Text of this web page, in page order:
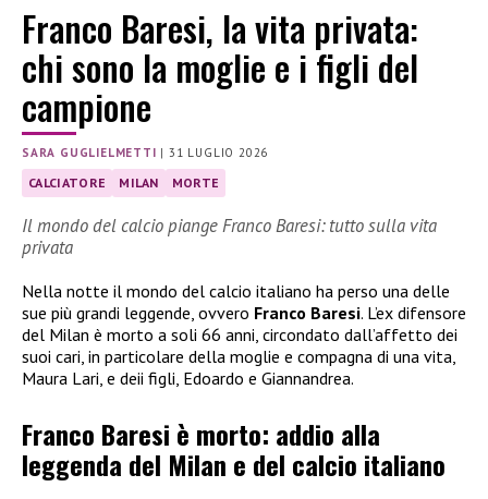
Franco Baresi, la vita privata:
chi sono la moglie e i figli del
campione
SARA GUGLIELMETTI |31 LUGLIO 2026
CALCIATORE MILAN MORTE
Il mondo del calcio piange Franco Baresi: tutto sulla vita
privata
Nella notte il mondo del calcio italiano ha perso una delle
sue più grandi leggende, ovvero Franco Baresi. L’ex difensore
del Milan è morto a soli 66 anni, circondato dall’affetto dei
suoi cari, in particolare della moglie e compagna di una vita,
Maura Lari, e deii figli, Edoardo e Giannandrea.
Franco Baresi è morto: addio alla
leggenda del Milan e del calcio italiano